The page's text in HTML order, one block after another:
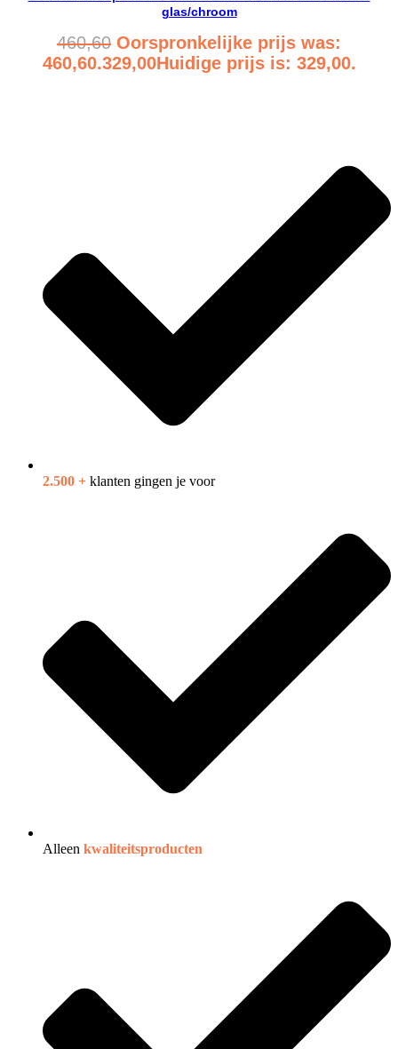
glas/chroom
460,60 Oorspronkelijke prijs was:
460,60.329,00Huidige prijs is: 329,00.
2.500 + klanten gingen je voor
Alleen kwaliteitsproducten